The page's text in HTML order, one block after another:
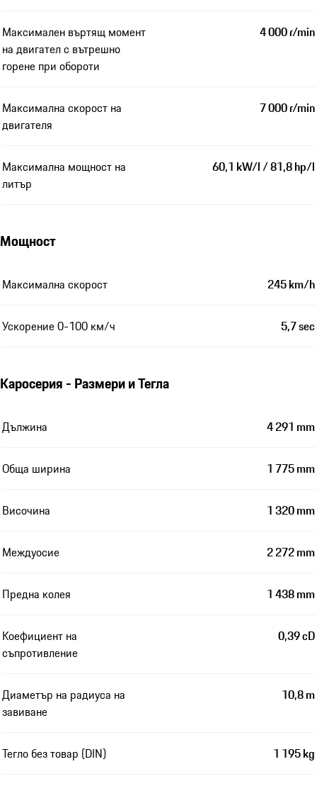
Максимален въртящ момент
на двигател с вътрешно
горене при обороти
4 000 r/min
Максимална скорост на
двигателя
7 000 r/min
Максимална мощност на
литър
60,1 kW/l / 81,8 hp/l
Мощност
Максимална скорост 245 km/h
Ускорение 0-100 км/ч 5,7 sec
Каросерия - Размери и Тегла
Дължина 4 291 mm
Обща ширина 1 775 mm
Височина 1 320 mm
Междуосие 2 272 mm
Предна колея 1 438 mm
Коефициент на
съпротивление
0,39 cD
Диаметър на радиуса на
завиване
10,8 m
Тегло без товар (DIN) 1 195 kg